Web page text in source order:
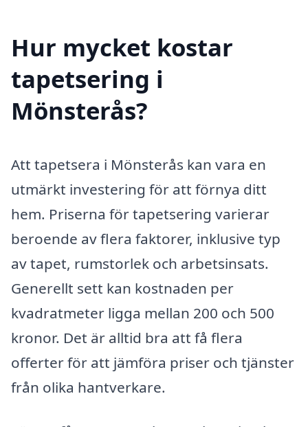
Hur mycket kostar
tapetsering i
Mönsterås?
Att tapetsera i Mönsterås kan vara en
utmärkt investering för att förnya ditt
hem. Priserna för tapetsering varierar
beroende av flera faktorer, inklusive typ
av tapet, rumstorlek och arbetsinsats.
Generellt sett kan kostnaden per
kvadratmeter ligga mellan 200 och 500
kronor. Det är alltid bra att få flera
offerter för att jämföra priser och tjänster
från olika hantverkare.